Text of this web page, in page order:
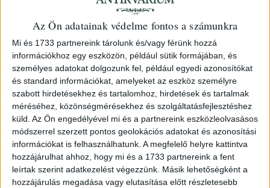
Az Ön adatainak védelme fontos a számunkra
Mi és 1733 partnereink tárolunk és/vagy férünk hozzá
információkhoz egy eszközön, például sütik formájában, és
személyes adatokat dolgozunk fel, például egyedi azonosítókat
és standard információkat, amelyeket az eszköz személyre
szabott hirdetésekhez és tartalomhoz, hirdetések és tartalmak
méréséhez, közönségmérésekhez és szolgáltatásfejlesztéshez
küld. Az Ön engedélyével mi és a partnereink eszközleolvasásos
módszerrel szerzett pontos geolokációs adatokat és azonosítási
információkat is felhasználhatunk. A megfelelő helyre kattintva
hozzájárulhat ahhoz, hogy mi és a 1733 partnereink a fent
leírtak szerint adatkezelést végezzünk. Másik lehetőségként a
hozzájárulás megadása vagy elutasítása előtt részletesebb
nyolc átdolgozott kiadást ért meg, végleges formája
1559-ben jelent meg. A szerző életében még egy, halála
további 15 latin kiadása látott napvilágot. Igen hamar
lefordították a legtöbb nyelvre, ahol a reformáció kálvini
irányzata teret hódított. A magyar átültetés viszonylag
későn született meg, Szenczi Molnár Albert egyik
legnagyobb szabású munkájaként. A komoly
vállalkozáshoz Bethlen Gábor erdélyi fejedelem és
Rákóczi György kívánságára és támogatásával látott
hozzá az 1610-es évek végén Oppenheimben, mint
utószavában maga is leírja: "inséges állapatban, holott az
veszedelemkor keményen megsanyargattatván és